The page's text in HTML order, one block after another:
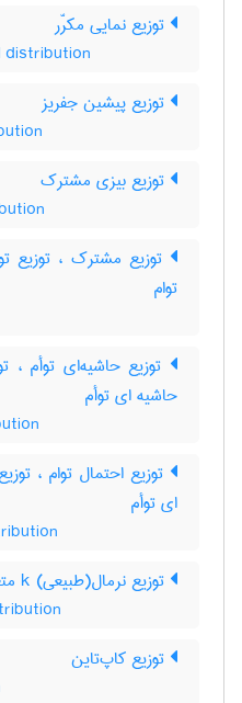
توزیع نمایی مکرّر
توزیع پیشین جفریز
توزیع بیزی مشترک
توزیع مشترک ،
توام
توزیع حاشیه‌ای توأم ،
حاشیه ای توأم
توزیع احتمال توام ،
ای توأم
توزیع نرمال(طبیعی) k متغیّره ، k توزیع نرمال متغیره
توزیع کاپ‌تاین